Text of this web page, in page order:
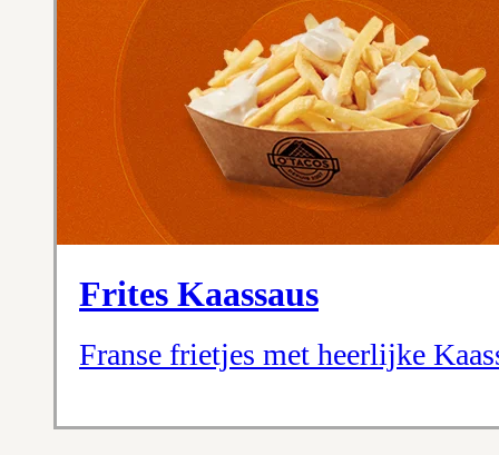
Frites Kaassaus
Franse frietjes met heerlijke